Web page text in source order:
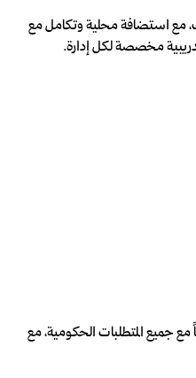
مع استضافة محلية وتكامل مع
مخصصة لكل إدارة.
مع جميع المتطلبات الحكومية، مع